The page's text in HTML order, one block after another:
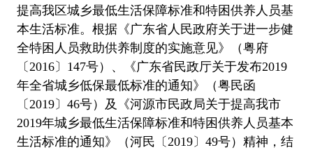
提高我区城乡最低生活保障标准和特困供养人员基
本生活标准。根据《广东省人民政府关于进一步健
全特困人员救助供养制度的实施意见》（粤府
〔2016〕147号）、《广东省民政厅关于发布2019
年全省城乡低保最低标准的通知》（粤民函
〔2019〕46号）及《河源市民政局关于提高我市
2019年城乡最低生活保障标准和特困供养人员基本
生活标准的通知》（河民〔2019〕49号）精神，结